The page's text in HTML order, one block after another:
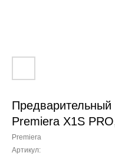
Предварительный
Premiera X1S
Premiera
Артикул: